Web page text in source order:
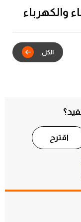
والكهرباء
اقترح